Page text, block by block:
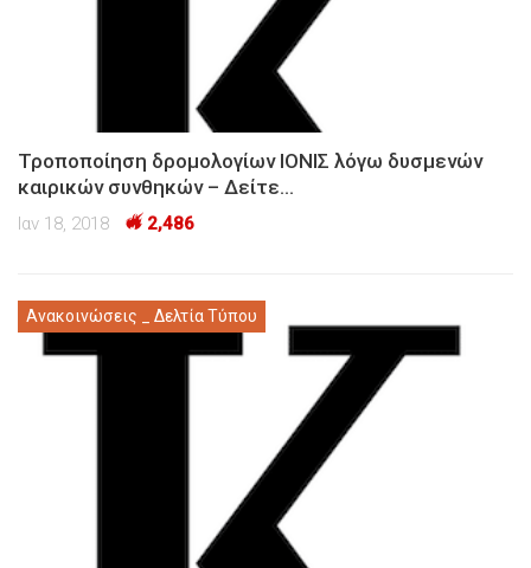
Τροποποίηση δρομολογίων ΙΟΝΙΣ λόγω δυσμενών
καιρικών συνθηκών – Δείτε…
Ιαν 18, 2018 2,486
Ανακοινώσεις _ Δελτία Τύπου